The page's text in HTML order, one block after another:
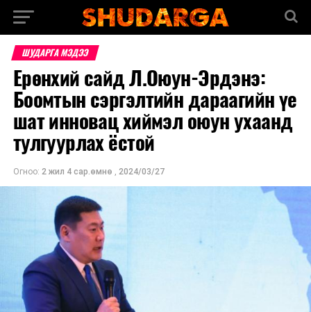
ШУДАРГА МЭДЭЭ
Ерөнхий сайд Л.Оюун-Эрдэнэ:
Боомтын сэргэлтийн дараагийн үе
шат инновац хиймэл оюун ухаанд
тулгуурлах ёстой
Огноо: 2 жил 4 сар.өмнө , 2024/03/27